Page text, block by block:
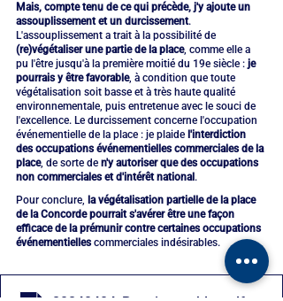
Mais, compte tenu de ce qui précède, j'y ajoute un
assouplissement et un durcissement.
L'assouplissement a trait à la possibilité de
(re)végétaliser une partie de la place, comme elle a
pu l'être jusqu'à la première moitié du 19e siècle : je
pourrais y être favorable, à condition que toute
végétalisation soit basse et à très haute qualité
environnementale, puis entretenue avec le souci de
l'excellence. Le durcissement concerne l'occupation
événementielle de la place : je plaide l'interdiction
des occupations événementielles commerciales de la
place, de sorte de n'y autoriser que des occupations
non commerciales et d'intérêt national.
Pour conclure, la végétalisation partielle de la place
de la Concorde pourrait s'avérer être une façon
efficace de la prémunir contre certaines occupations
événementielles commerciales indésirables.